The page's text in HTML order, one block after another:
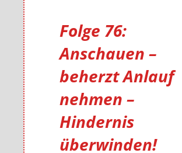
Folge 76:
Anschauen –
beherzt Anlauf
nehmen –
Hindernis
überwinden!